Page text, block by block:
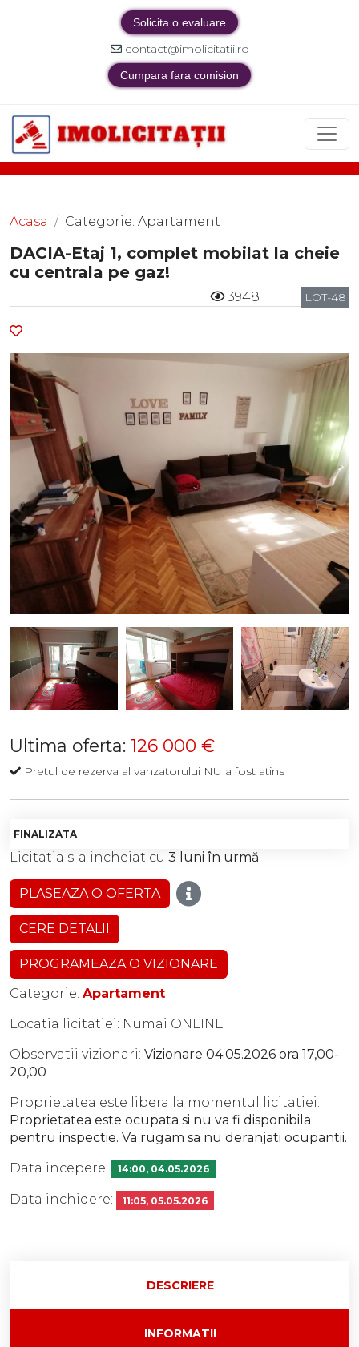
Solicita o evaluare
contact@imolicitatii.ro
Cumpara fara comision
Acasa Categorie: Apartament
DACIA-Etaj 1, complet mobilat la cheie
cu centrala pe gaz!
3948 LOT-48
Ultima oferta: 126 000 €
Pretul de rezerva al vanzatorului NU a fost atins
FINALIZATA
Licitatia s-a incheiat cu 3 luni în urmă
PLASEAZA O OFERTA
CERE DETALII
PROGRAMEAZA O VIZIONARE
Categorie: Apartament
Locatia licitatiei: Numai ONLINE
Observatii vizionari: Vizionare 04.05.2026 ora 17,00-
20,00
Proprietatea este libera la momentul licitatiei:
Proprietatea este ocupata si nu va fi disponibila
pentru inspectie. Va rugam sa nu deranjati ocupantii.
Data incepere: 14:00, 04.05.2026
Data inchidere: 11:05, 05.05.2026
DESCRIERE
INFORMATII